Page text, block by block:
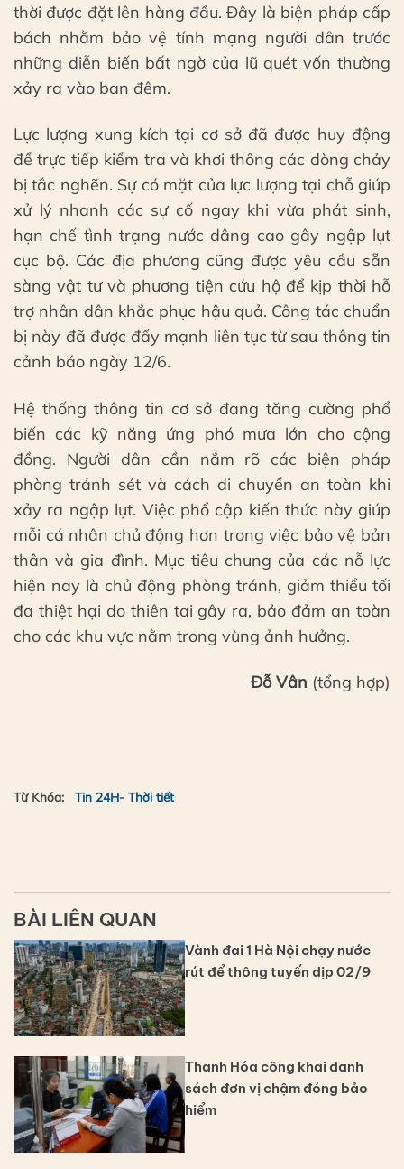
thời được đặt lên hàng đầu. Đây là biện pháp cấp
bách nhằm bảo vệ tính mạng người dân trước
những diễn biến bất ngờ của lũ quét vốn thường
xảy ra vào ban đêm.
Lực lượng xung kích tại cơ sở đã được huy động
để trực tiếp kiểm tra và khơi thông các dòng chảy
bị tắc nghẽn. Sự có mặt của lực lượng tại chỗ giúp
xử lý nhanh các sự cố ngay khi vừa phát sinh,
hạn chế tình trạng nước dâng cao gây ngập lụt
cục bộ. Các địa phương cũng được yêu cầu sẵn
sàng vật tư và phương tiện cứu hộ để kịp thời hỗ
trợ nhân dân khắc phục hậu quả. Công tác chuẩn
bị này đã được đẩy mạnh liên tục từ sau thông tin
cảnh báo ngày 12/6.
Hệ thống thông tin cơ sở đang tăng cường phổ
biến các kỹ năng ứng phó mưa lớn cho cộng
đồng. Người dân cần nắm rõ các biện pháp
phòng tránh sét và cách di chuyển an toàn khi
xảy ra ngập lụt. Việc phổ cập kiến thức này giúp
mỗi cá nhân chủ động hơn trong việc bảo vệ bản
thân và gia đình. Mục tiêu chung của các nỗ lực
hiện nay là chủ động phòng tránh, giảm thiểu tối
đa thiệt hại do thiên tai gây ra, bảo đảm an toàn
cho các khu vực nằm trong vùng ảnh hưởng.
Đỗ Vân (tổng hợp)
Từ Khóa: Tin 24H- Thời tiết
BÀI LIÊN QUAN
Vành đai 1 Hà Nội chạy nước
rút để thông tuyến dịp 02/9
Thanh Hóa công khai danh
sách đơn vị chậm đóng bảo
hiểm